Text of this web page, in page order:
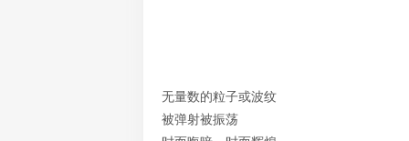
无量数的粒子或波纹
被弹射被振荡